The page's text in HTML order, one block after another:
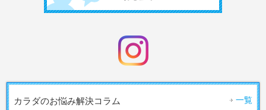
カラダのお悩み解決コラム 一覧